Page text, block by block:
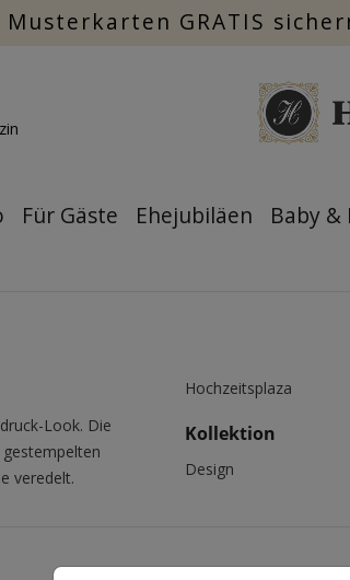
Musterkarten GRATIS
Für Gäste Ehejubiläen Baby &
Look. Die
veredelt.
Hochzeitsplaza
Kollektion
Design